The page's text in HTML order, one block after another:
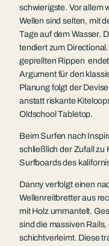
schwierigste. Vor allem
Wellen sind selten, mit
Tage auf dem Wasser.
tendiert zum
geprellten Rippen
Argument für den
Planung folgt der
anstatt riskante
Oldschool Tabletop.
Beim Surfen nach
schließlich der Zufall zu
Surfboards des
Danny verfolgt einen
Wellenreitbretter aus
mit Holz ummantelt.
sind die massiven
schichtverleimt. Diese